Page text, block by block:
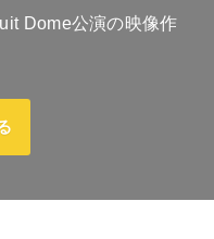
Dome公演の映像作